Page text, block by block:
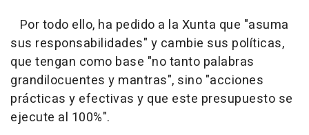
Por todo ello, ha pedido a la Xunta que "asuma
sus responsabilidades" y cambie sus políticas,
que tengan como base "no tanto palabras
grandilocuentes y mantras", sino "acciones
prácticas y efectivas y que este presupuesto se
ejecute al 100%".